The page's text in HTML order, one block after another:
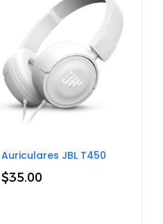
Auriculares JBL T450
$35.00